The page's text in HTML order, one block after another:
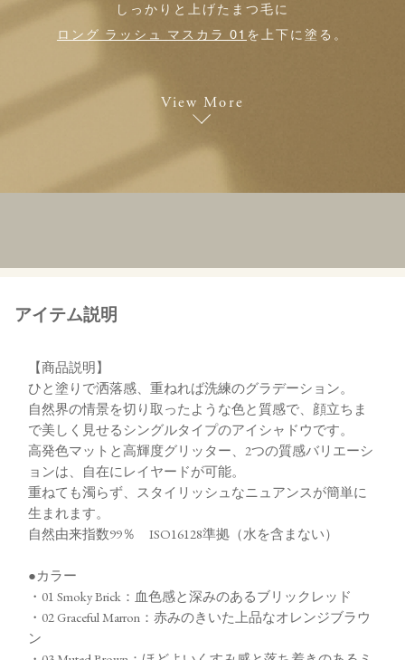
しっかりと上げたまつ毛に
ロング ラッシュ マスカラ 01 を上下に塗る。
View More
アイテム説明
【商品説明】
ひと塗りで洒落感、重ねれば洗練のグラデーション。
自然界の情景を切り取ったような色と質感で、顔立ちま
で美しく見せるシングルタイプのアイシャドウです。
高発色マットと高輝度グリッター、2つの質感バリエーシ
ョンは、自在にレイヤードが可能。
重ねても濁らず、スタイリッシュなニュアンスが簡単に
生まれます。
自然由来指数99％ ISO16128準拠（水を含まない）
●カラー
・01 Smoky Brick：血色感と深みのあるブリックレッド
・02 Graceful Marron：赤みのきいた上品なオレンジブラウ
ン